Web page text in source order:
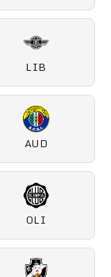
LIB
AUD
OLI